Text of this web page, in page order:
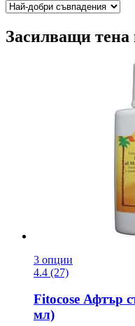
Засилващи
3 опции
4.4 (27)
Fitocose Афтър
мл)